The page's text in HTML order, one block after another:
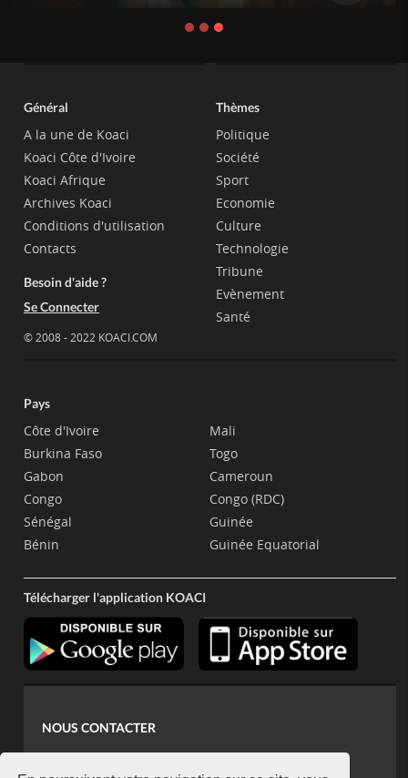
Général
A la une de Koaci
Koaci Côte d'Ivoire
Koaci Afrique
Archives Koaci
Conditions d'utilisation
Contacts
Besoin d'aide ?
Se Connecter
© 2008 - 2022 KOACI.COM
Thèmes
Politique
Société
Sport
Economie
Culture
Technologie
Tribune
Evènement
Santé
Pays
Côte d'Ivoire
Burkina Faso
Gabon
Congo
Sénégal
Bénin
Mali
Togo
Cameroun
Congo (RDC)
Guinée
Guinée Equatorial
Télécharger l'application KOACI
NOUS CONTACTER